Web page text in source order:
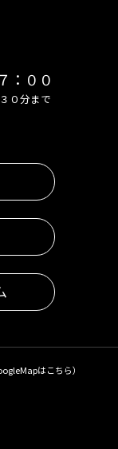
：００
０分まで
はこちら）